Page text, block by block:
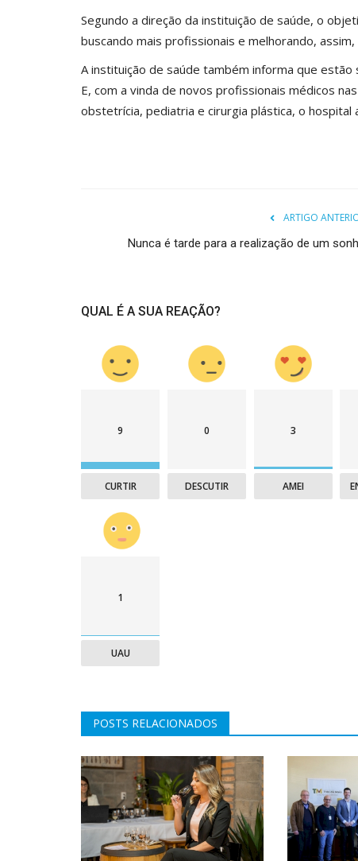
Segundo a direção da instituição de saúde, o
buscando mais profissionais e melhorando,
A instituição de saúde também informa que
E, com a vinda de novos profissionais médicos
obstetrícia, pediatria e cirurgia plástica, o hospital
ARTIGO
Nunca é tarde para a realização de um
QUAL É A SUA REAÇÃO?
9
CURTIR
0
DESCUTIR
3
AMEI
1
UAU
POSTS RELACIONADOS